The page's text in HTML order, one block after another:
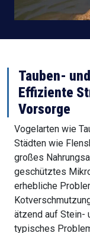
Tauben-
Effiziente
Vorsorge
Vogelarten wie
Städten wie
großes
geschütztes
erhebliche
ätzend auf Stein-
typisches